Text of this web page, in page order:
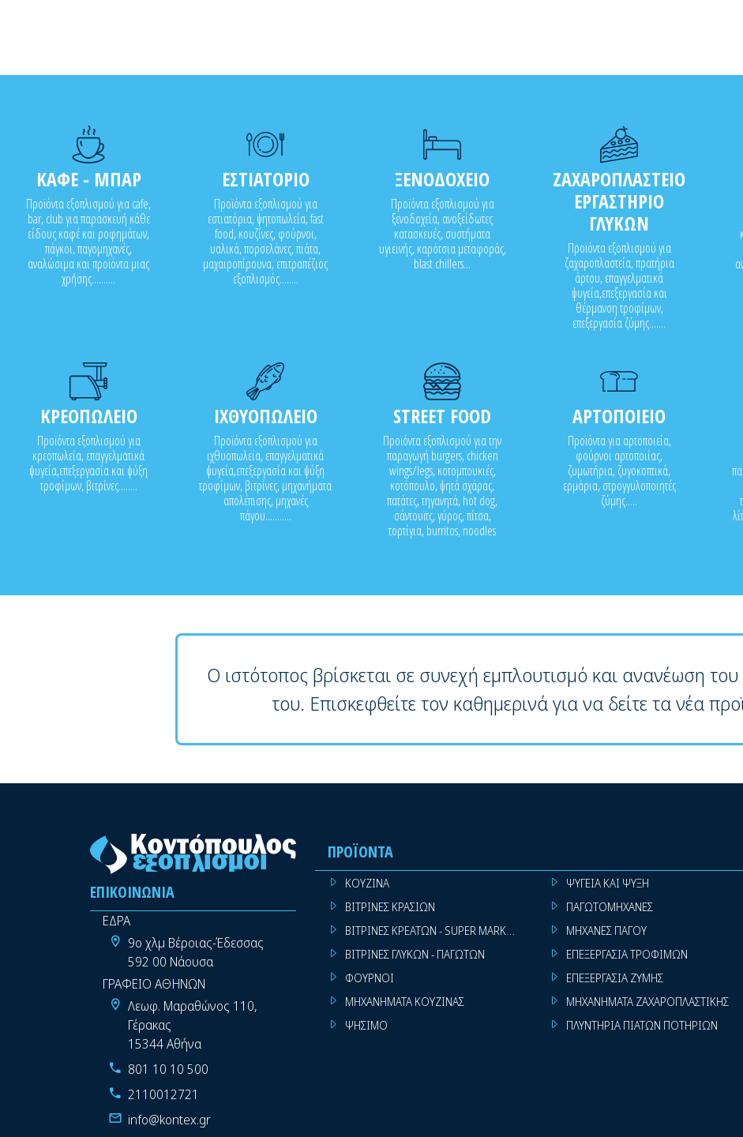
ΚΑΦΕ - ΜΠΑΡ
Προϊόντα εξοπλισμού για cafe,
bar, club για παρασκευή κάθε
είδους καφέ και ροφημάτων,
πάγκοι, παγομηχανές,
αναλώσιμα και προϊόντα μιας
χρήσης..........
ΕΣΤΙΑΤΟΡΙΟ
Προϊόντα εξοπλισμού για
εστιατόρια, ψητοπωλεία, fast
food, κουζίνες, φούρνοι,
υαλικά, πορσελάνες, πιάτα,
μαχαιροπίρουνα, επιτραπέζιος
εξοπλισμός........
ΞΕΝΟΔΟΧΕΙΟ
Προϊόντα εξοπλισμού για
ξενοδοχεία, ανοξείδωτες
κατασκευές, συστήματα
υγιεινής, καρότσια μεταφοράς,
blast chillers...
ΖΑΧΑΡΟΠΛΑΣΤΕΙΟ
ΕΡΓΑΣΤΗΡΙΟ
ΓΛΥΚΩΝ
Προϊόντα εξοπλισμού για
ζαχαροπλαστεία, πρατήρια
άρτου, επαγγελματικά
ψυγεία,επεξεργασία και
θέρμανση τροφίμων,
επεξεργασία ζύμης.......
ΚΡΕΟΠΩΛΕΙΟ
Προϊόντα εξοπλισμού για
κρεοπωλεία, επαγγελματικά
ψυγεία,επεξεργασία και ψύξη
τροφίμων, βιτρίνες........
ΙΧΘΥΟΠΩΛΕΙΟ
Προϊόντα εξοπλισμού για
ιχθυοπωλεία, επαγγελματικά
ψυγεία,επεξεργασία και ψύξη
τροφίμων, βιτρίνες, μηχανήματα
απολέπισης, μηχανές
πάγου...........
STREET FOOD
Προϊόντα εξοπλισμού για την
παραγωγή burgers, chicken
wings/legs, κοτομπουκιές,
κοτόπουλο, ψητά σχάρας,
πατάτες, τηγανητά, hot dog,
σάντουϊτς, γύρος, πίτσα,
τορτίγια, burritos, noodles
ΑΡΤΟΠΟΙΕΙΟ
Προϊόντα για αρτοποιεία,
φούρνοι αρτοποιίας,
ζυμωτήρια, ζυγοκοπτικά,
ερμάρια, στρογγυλοποιητές
ζύμης.....
Ο ιστότοπος βρίσκεται σε συνεχή εμπλουτισμό και ανανέωση
του. Επισκεφθείτε τον καθημερινά για να δείτε τα νέα
ΕΠΙΚΟΙΝΩΝΊΑ
ΕΔΡΑ
9ο χλμ Βέροιας-Έδεσσας
592 00 Νάουσα
ΓΡΑΦΕΙΟ ΑΘΗΝΩΝ
Λεωφ. Μαραθώνος 110,
Γέρακας
15344 Αθήνα
801 10 10 500
2110012721
info@kontex.gr
ΠΡΟΪΌΝΤΑ
ΚΟΥΖΙΝΑ
ΒΙΤΡΙΝΕΣ ΚΡΑΣΙΩΝ
ΒΙΤΡΙΝΕΣ ΚΡΕΑΤΩΝ - SUPER MARKET
ΒΙΤΡΙΝΕΣ ΓΛΥΚΩΝ - ΠΑΓΩΤΩΝ
ΦΟΥΡΝΟΙ
ΜΗΧΑΝΗΜΑΤΑ ΚΟΥΖΙΝΑΣ
ΨΗΣΙΜΟ
ΨΥΓΕΙΑ ΚΑΙ ΨΥΞΗ
ΠΑΓΩΤΟΜΗΧΑΝΕΣ
ΜΗΧΑΝΕΣ ΠΑΓΟΥ
ΕΠΕΞΕΡΓΑΣΙΑ ΤΡΟΦΙΜΩΝ
ΕΠΕΞΕΡΓΑΣΙΑ ΖΥΜΗΣ
ΜΗΧΑΝΗΜΑΤΑ ΖΑΧΑΡΟΠΛΑΣΤΙΚΗΣ
ΠΛΥΝΤΗΡΙΑ ΠΙΑΤΩΝ ΠΟΤΗΡΙΩΝ